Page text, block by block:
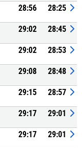
28:56 28:25
29:02 28:45
29:02 28:53
29:08 28:48
29:15 28:57
29:17 29:01
29:17 29:01